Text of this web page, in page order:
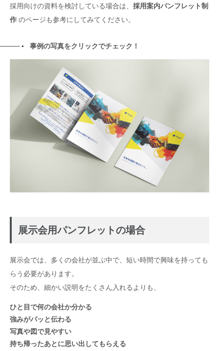
採用向けの資料を検討している場合は、 採用案内パンフレット制
作 のページも参考にしてみてください。
事例の写真をクリックでチェック！
展示会用パンフレットの場合
展示会では、多くの会社が並ぶ中で、短い時間で興味を持っても
らう必要があります。
そのため、細かい説明をたくさん入れるよりも、
ひと目で何の会社か分かる
強みがパッと伝わる
写真や図で見やすい
持ち帰ったあとに思い出してもらえる